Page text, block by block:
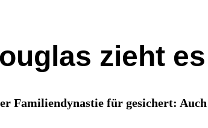
zieht
Familiendynastie für gesichert: